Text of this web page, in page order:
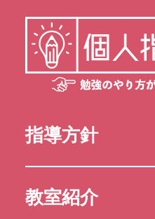
指導方針
教室紹介